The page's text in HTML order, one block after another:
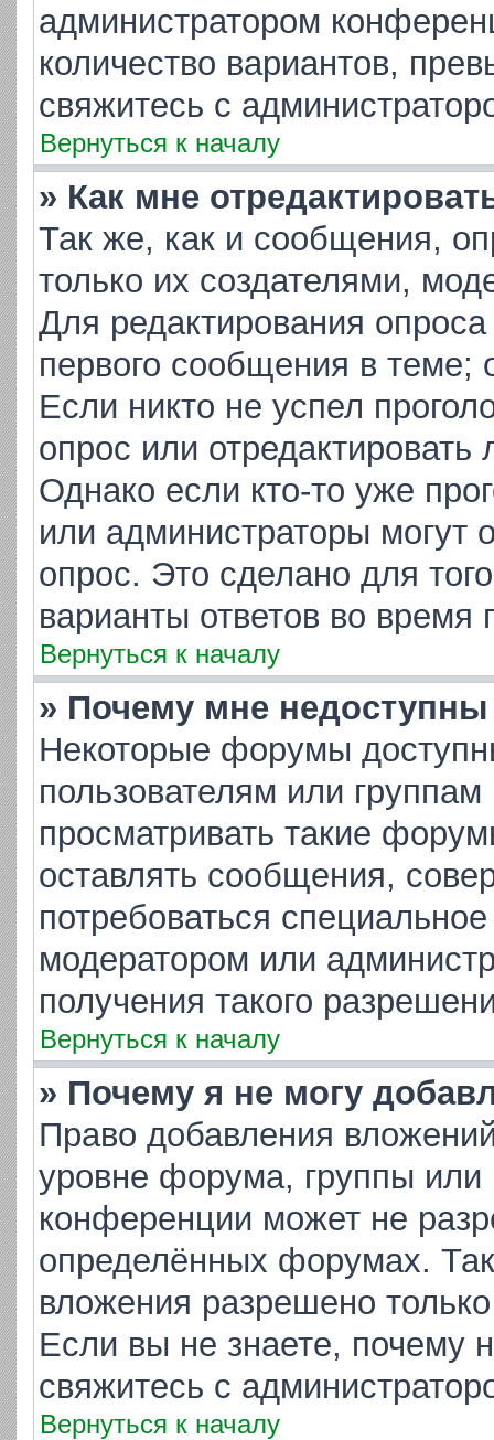
администратором
количество вариантов,
свяжитесь с
Вернуться к началу
» Как мне
Так же, как и сообщения,
только их создателями,
Для редактирования
первого сообщения в теме;
Если никто не успел
опрос или
Однако если кто-то уже
или администраторы могут
опрос. Это сделано для
варианты ответов во время
Вернуться к началу
» Почему мне
Некоторые форумы
пользователям или
просматривать такие
оставлять сообщения,
потребоваться
модератором или
получения такого
Вернуться к началу
» Почему я не могу
Право добавления
уровне форума, группы или
конференции может не
определённых форумах.
вложения разрешено
Если вы не знаете, почему
свяжитесь с
Вернуться к началу